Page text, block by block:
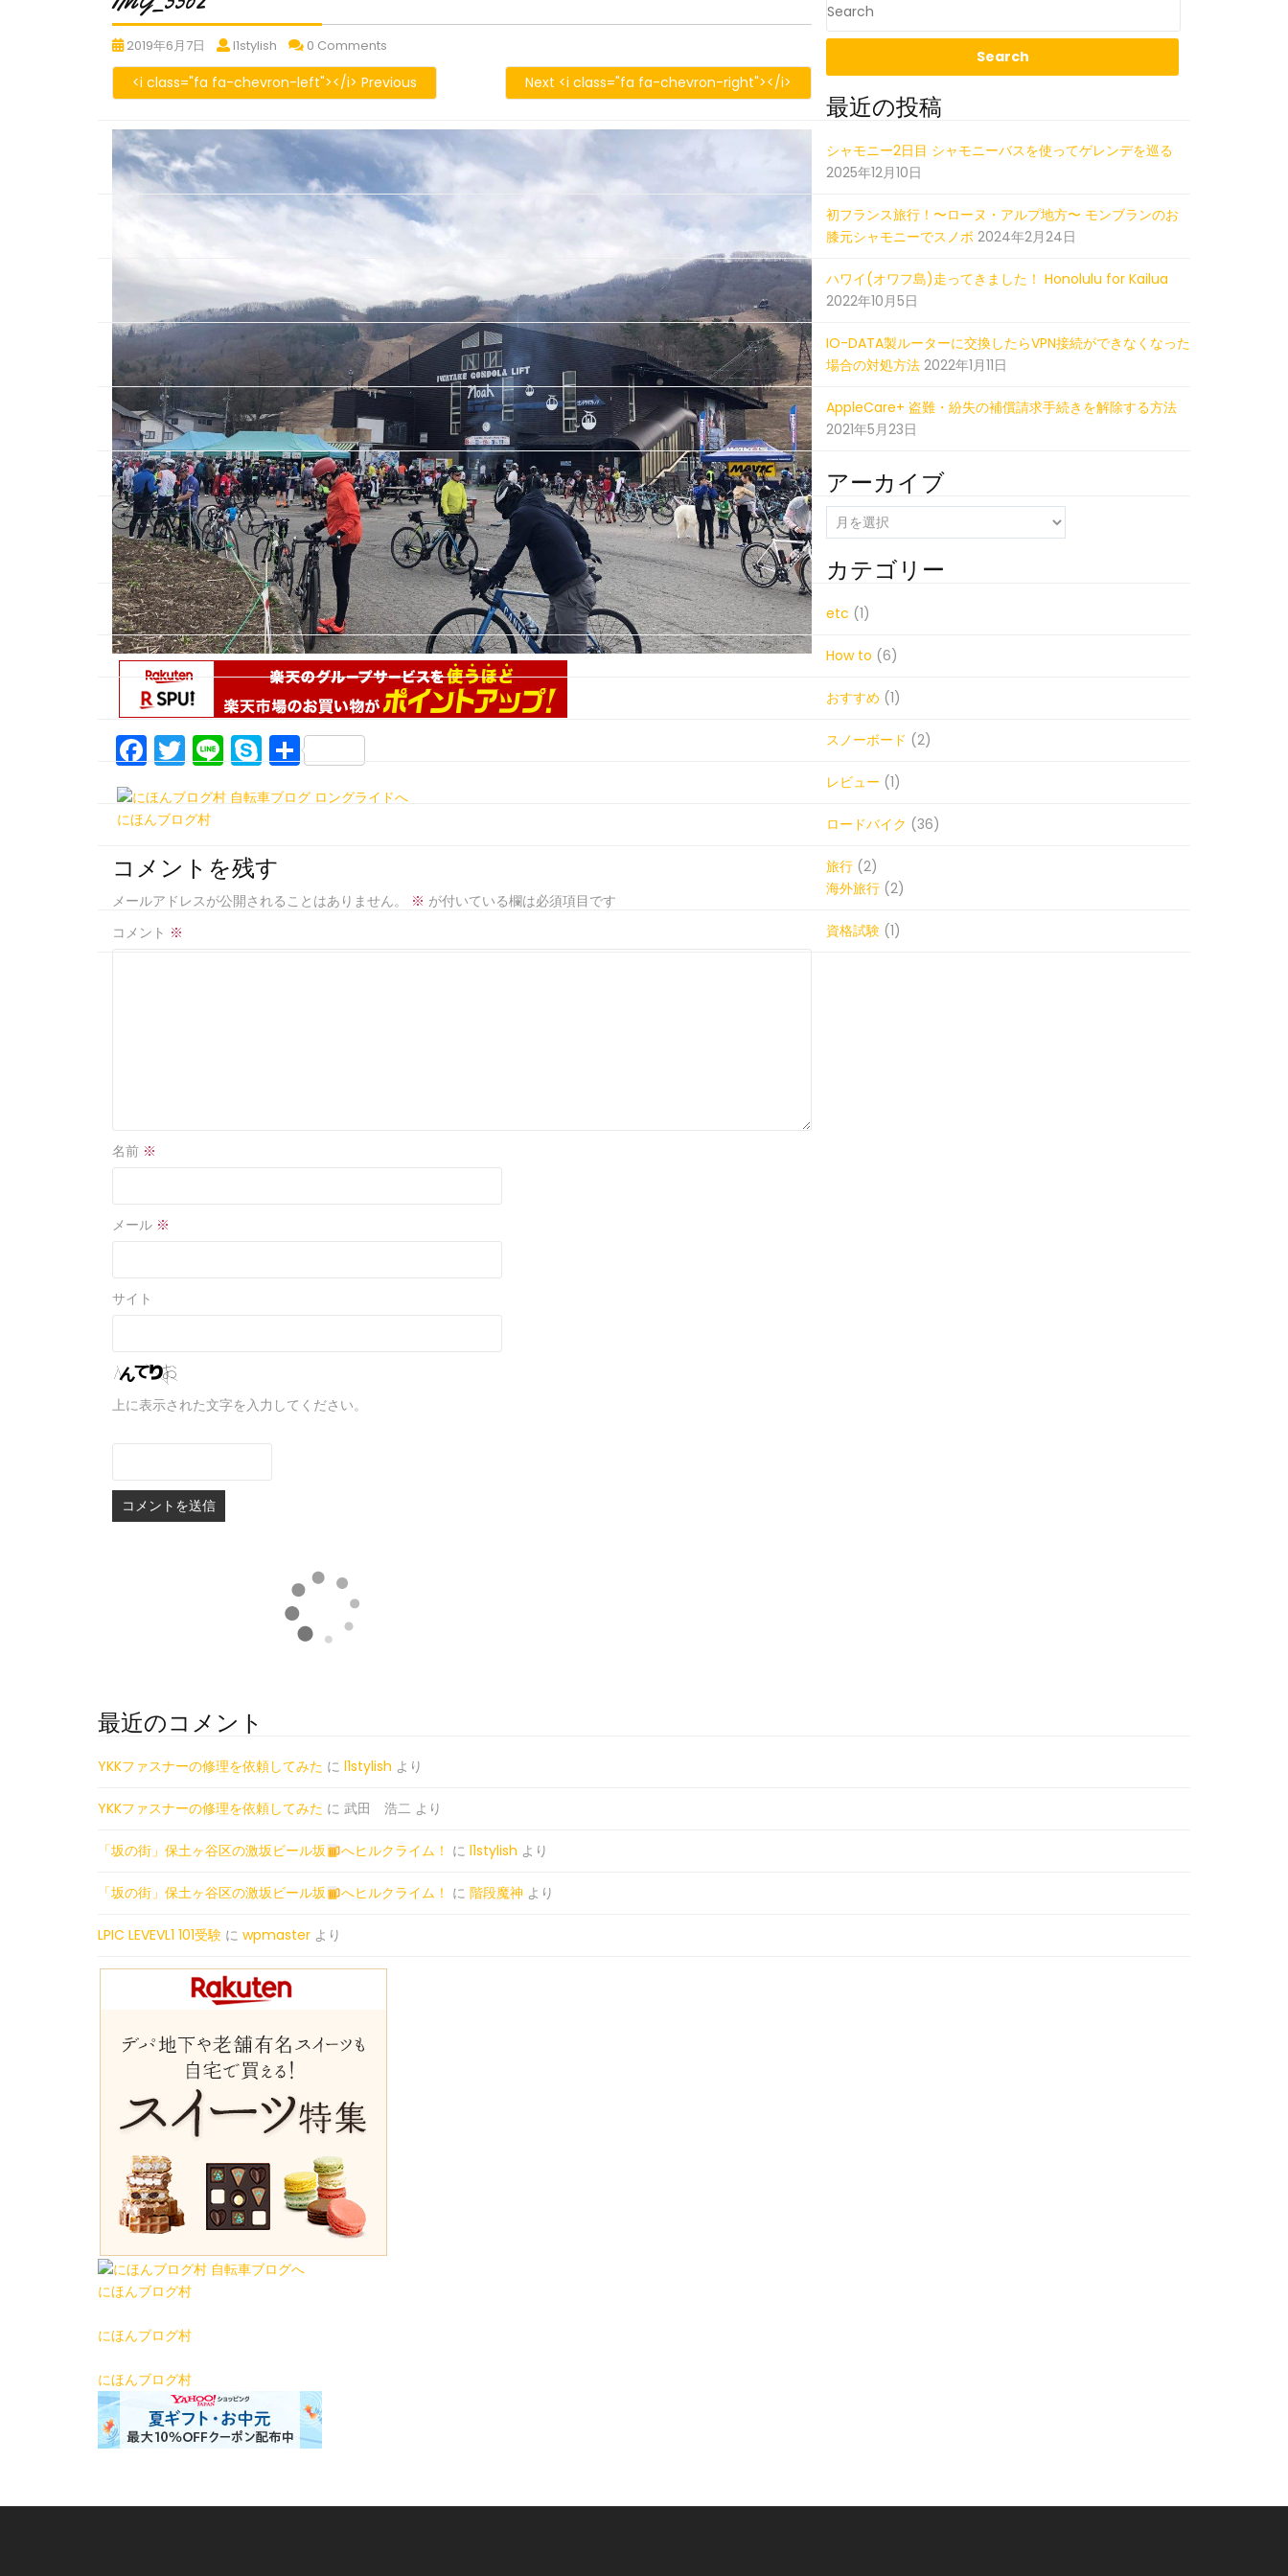
2019年6月7日 IMG_5562
l1stylish IMG_5562
0 Comments
<i class="fa fa-chevron-left"></i> Previous Next <i class="fa fa-chevron-right"></i>
F
a
c
b
o
o
T
w
itt
Li
n
e
S
k
y
e
共
有
にほんブログ村
コメントを残す
メールアドレスが公開されることはありません。 ※ が付いている欄は必須項目です
コメント ※
名前 ※
メール ※
サイト
上に表示された文字を入力してください。
最近の投稿
シャモニー2日目 シャモニーバスを使ってゲレンデを巡る
2025年12月10日
初フランス旅行！〜ローヌ・アルプ地方〜 モンブランのお
膝元シャモニーでスノボ 2024年2月24日
ハワイ(オワフ島)走ってきました！ Honolulu for Kailua
2022年10月5日
IO-DATA製ルーターに交換したらVPN接続ができなくなった
場合の対処方法 2022年1月11日
AppleCare+ 盗難・紛失の補償請求手続きを解除する方法
2021年5月23日
アーカイブ
ー
カ
イ
ブ
カテゴリー
etc (1)
How to (6)
おすすめ (1)
スノーボード (2)
レビュー (1)
ロードバイク (36)
旅行 (2)
海外旅行 (2)
資格試験 (1)
最近のコメント
YKKファスナーの修理を依頼してみた に l1stylish より
YKKファスナーの修理を依頼してみた に 武田 浩二 より
「坂の街」保土ヶ谷区の激坂ビール坂 へヒルクライム！ に l1stylish より
「坂の街」保土ヶ谷区の激坂ビール坂 へヒルクライム！ に 階段魔神 より
LPIC LEVEVL1 101受験 に wpmaster より
にほんブログ村
にほんブログ村
にほんブログ村